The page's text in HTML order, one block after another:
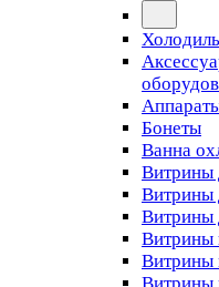
Бонеты
Ванна
Витрины
Витрины
Витрины
Витрины
Витрины